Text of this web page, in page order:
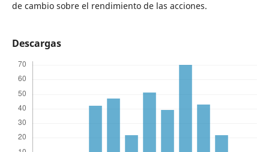
de cambio sobre el rendimiento de las acciones.
Descargas